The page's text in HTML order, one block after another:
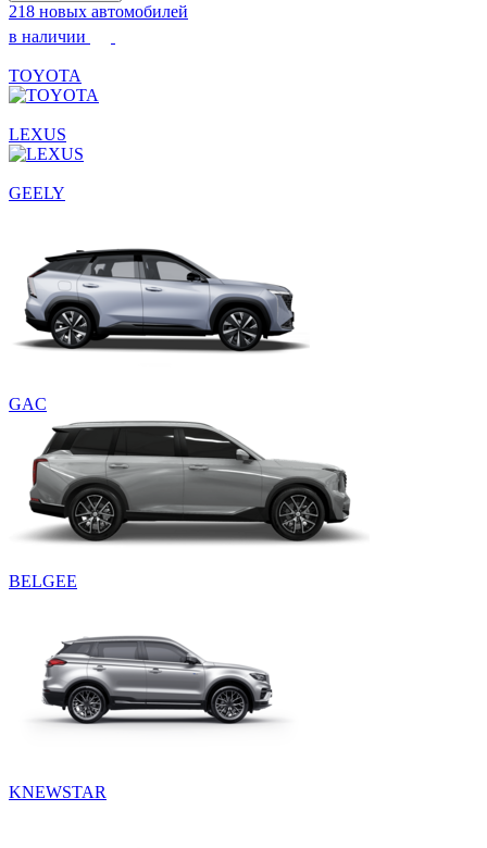
218 новых автомобилей
в наличии
TOYOTA
LEXUS
GEELY
GAC
BELGEE
KNEWSTAR